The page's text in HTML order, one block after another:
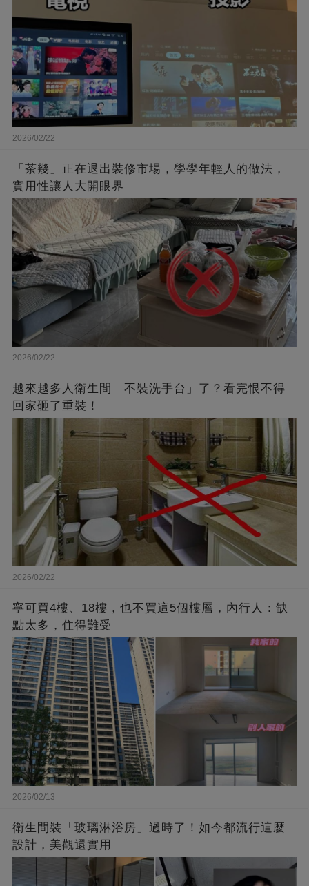
2026/02/22
「茶幾」正在退出裝修市場，學學年輕人的做法，
實用性讓人大開眼界
2026/02/22
越來越多人衛生間「不裝洗手台」了？看完恨不得
回家砸了重裝！
2026/02/22
寧可買4樓、18樓，也不買這5個樓層，內行人：缺
點太多，住得難受
2026/02/13
衛生間裝「玻璃淋浴房」過時了！如今都流行這麼
設計，美觀還實用